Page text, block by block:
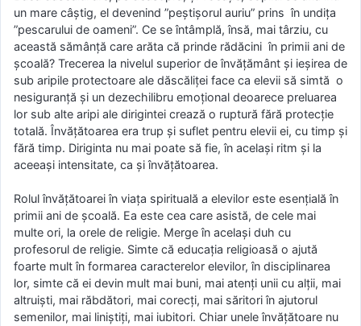
un mare câștig, el devenind ”peștișorul auriu” prins în undița
”pescarului de oameni”. Ce se întâmplă, însă, mai târziu, cu
această sămânță care arăta că prinde rădăcini în primii ani de
școală? Trecerea la nivelul superior de învățământ și ieșirea de
sub aripile protectoare ale dăscăliței face ca elevii să simtă o
nesiguranță și un dezechilibru emoțional deoarece preluarea
lor sub alte aripi ale dirigintei crează o ruptură fără protecție
totală. Învățătoarea era trup și suflet pentru elevii ei, cu timp și
fără timp. Diriginta nu mai poate să fie, în același ritm și la
aceeași intensitate, ca și învățătoarea.
Rolul învățătoarei în viața spirituală a elevilor este esențială în
primii ani de școală. Ea este cea care asistă, de cele mai
multe ori, la orele de religie. Merge în același duh cu
profesorul de religie. Simte că educația religioasă o ajută
foarte mult în formarea caracterelor elevilor, în disciplinarea
lor, simte că ei devin mult mai buni, mai atenți unii cu alții, mai
altruiști, mai răbdători, mai corecți, mai săritori în ajutorul
semenilor, mai liniștiți, mai iubitori. Chiar unele învățătoare nu